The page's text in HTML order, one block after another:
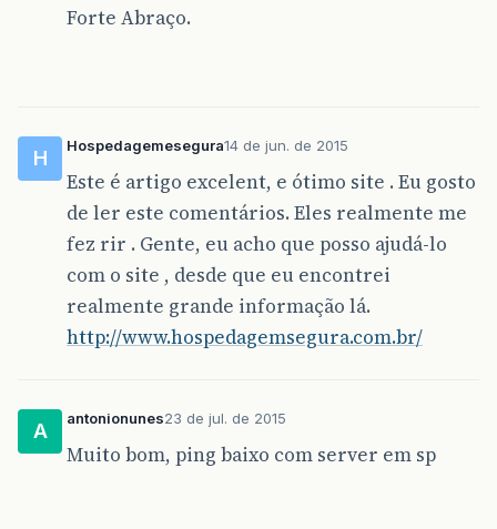
Forte Abraço.
H
Hospedagemesegura14 de jun. de 2015
Este é artigo excelent, e ótimo site . Eu gosto
de ler este comentários. Eles realmente me
fez rir . Gente, eu acho que posso ajudá-lo
com o site , desde que eu encontrei
realmente grande informação lá.
http://www.hospedagemsegura.com.br/
A
antonionunes23 de jul. de 2015
Muito bom, ping baixo com server em sp